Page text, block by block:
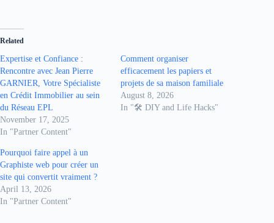
Related
Expertise et Confiance :
Rencontre avec Jean Pierre
GARNIER, Votre Spécialiste
en Crédit Immobilier au sein
du Réseau EPL
November 17, 2025
In "Partner Content"
Comment organiser
efficacement les papiers et
projets de sa maison familiale
August 8, 2026
In "🛠️ DIY and Life Hacks"
Pourquoi faire appel à un
Graphiste web pour créer un
site qui convertit vraiment ?
April 13, 2026
In "Partner Content"